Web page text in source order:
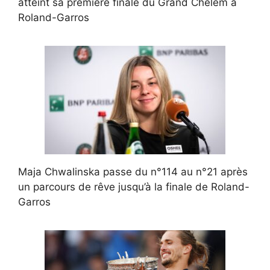
atteint sa première finale du Grand Chelem à
Roland-Garros
Maja Chwalinska passe du n°114 au n°21 après
un parcours de rêve jusqu’à la finale de Roland-
Garros